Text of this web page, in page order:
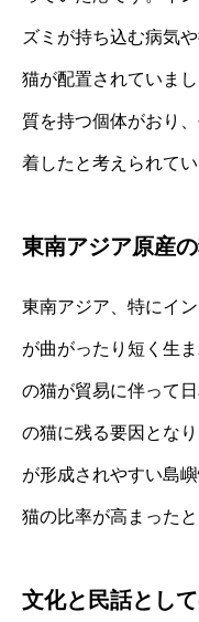
ズミが持ち込む病気
猫が配置されていま
質を持つ個体がおり
着したと考えられてい
東南アジア原産
東南アジア、特にイ
が曲がったり短く生
の猫が貿易に伴って
の猫に残る要因とな
が形成されやすい島
猫の比率が高まったと
文化と民話とし